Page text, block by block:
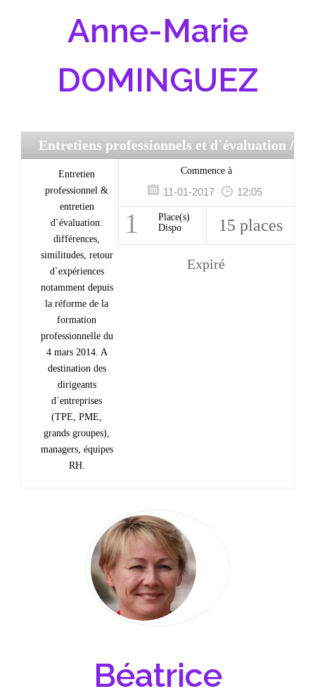
Anne-Marie
DOMINGUEZ
Entretiens professionnels et d`évaluation /
Management
Entretien
professionnel &
entretien
d`évaluation:
différences,
similitudes, retour
d`expériences
notamment depuis
la réforme de la
formation
professionnelle du
4 mars 2014. A
destination des
dirigeants
d`entreprises
(TPE, PME,
grands groupes),
managers, équipes
RH.
Commence à
11-01-2017 12:05
1
Place(s)
Dispo
15 places
Expiré
Béatrice